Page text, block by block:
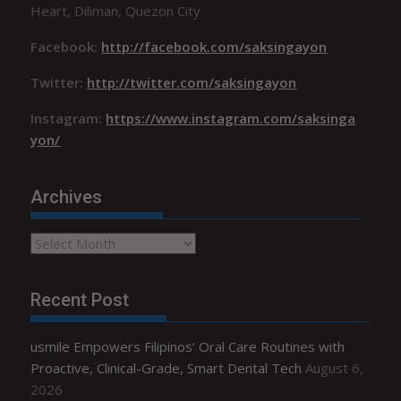
Heart, Diliman, Quezon City
Facebook: http://facebook.com/saksingayon
Twitter: http://twitter.com/saksingayon
Instagram: https://www.instagram.com/saksinga
yon/
Archives
Archives
Recent Post
usmile Empowers Filipinos’ Oral Care Routines with
Proactive, Clinical-Grade, Smart Dental Tech August 6,
2026